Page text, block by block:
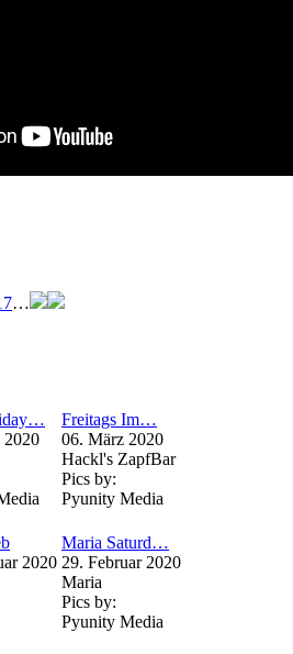
…
2020
Freitags Im…
06. März 2020
Hackl's ZapfBar
Pics by:
Pyunity Media
2020
Maria Saturd…
29. Februar 2020
Maria
Pics by:
Pyunity Media